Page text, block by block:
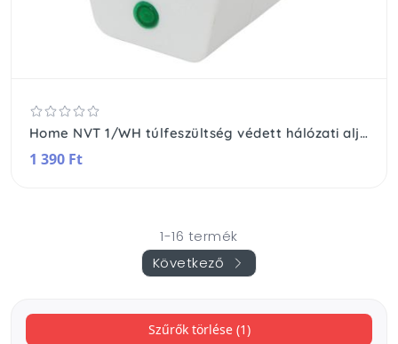
Szűrők törlése (1)
Home NVT 1/WH túlfeszültség védett hálózati aljzat, gyermekvédelemmel ellátva, túlfeszültségvédelem 4500 A-ig, IP20 kivitel, max.3680W, fehér
1 390 Ft
1-16 termék
Következő